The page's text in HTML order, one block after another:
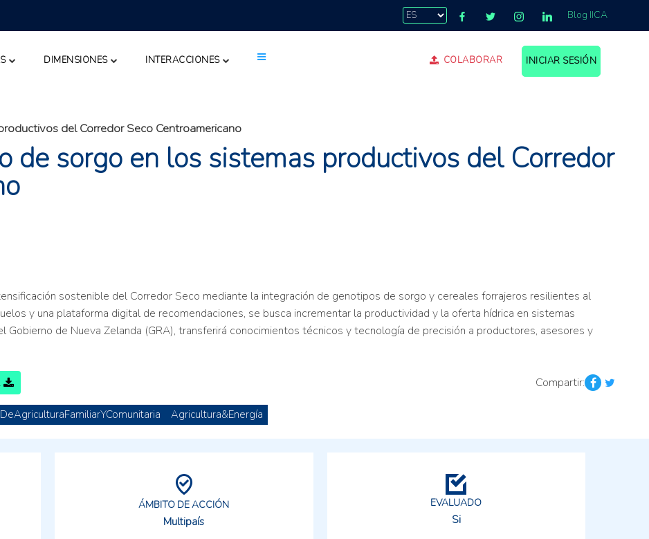
Blog IICA
DIMENSIONES INTERACCIONES COLABORAR INICIAR SESIÓN
del Corredor Seco Centroamericano
de sorgo en los sistemas productivos del Corredor
sostenible del Corredor Seco mediante la integración de genotipos de sorgo y cereales forrajeros resilientes al
y una plataforma digital de recomendaciones, se busca incrementar la productividad y la oferta hídrica en sistemas
Gobierno de Nueva Zelanda (GRA), transferirá conocimientos técnicos y tecnología de precisión a productores, asesores y
Compartir:
Agricultura&Energía
ÁMBITO DE ACCIÓN
Multipaís
EVALUADO
Si